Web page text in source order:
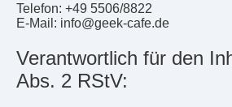
Telefon: +49 5506/8822
E-Mail: info@geek-cafe.de
Verantwortlich für den
Abs. 2 RStV: